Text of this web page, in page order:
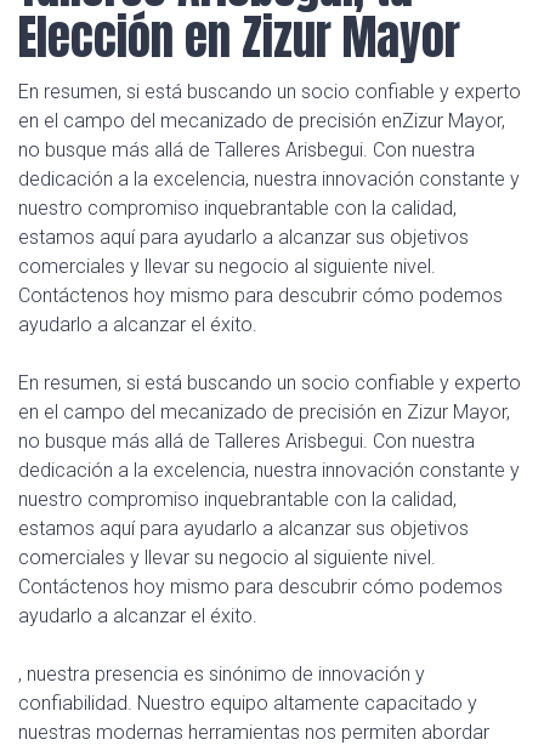
Elección en Zizur Mayor
En resumen, si está buscando un socio confiable y experto
en el campo del mecanizado de precisión enZizur Mayor,
no busque más allá de Talleres Arisbegui. Con nuestra
dedicación a la excelencia, nuestra innovación constante y
nuestro compromiso inquebrantable con la calidad,
estamos aquí para ayudarlo a alcanzar sus objetivos
comerciales y llevar su negocio al siguiente nivel.
Contáctenos hoy mismo para descubrir cómo podemos
ayudarlo a alcanzar el éxito.
En resumen, si está buscando un socio confiable y experto
en el campo del mecanizado de precisión en Zizur Mayor,
no busque más allá de Talleres Arisbegui. Con nuestra
dedicación a la excelencia, nuestra innovación constante y
nuestro compromiso inquebrantable con la calidad,
estamos aquí para ayudarlo a alcanzar sus objetivos
comerciales y llevar su negocio al siguiente nivel.
Contáctenos hoy mismo para descubrir cómo podemos
ayudarlo a alcanzar el éxito.
, nuestra presencia es sinónimo de innovación y
confiabilidad. Nuestro equipo altamente capacitado y
nuestras modernas herramientas nos permiten abordar